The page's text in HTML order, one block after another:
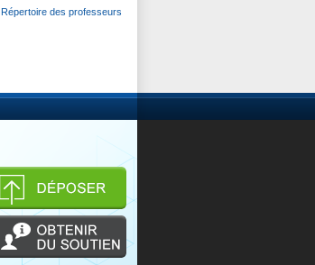
Répertoire des professeurs